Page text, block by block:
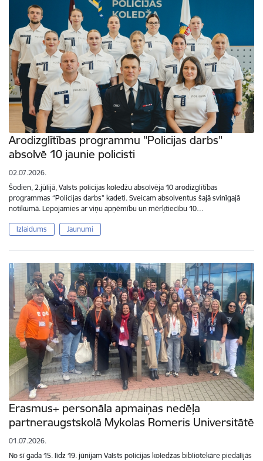
Arodizglītības programmu "Policijas darbs"
absolvē 10 jaunie policisti
02.07.2026.
Šodien, 2.jūlijā, Valsts policijas koledžu absolvēja 10 arodizglītības
programmas “Policijas darbs” kadeti. Sveicam absolventus šajā svinīgajā
notikumā. Lepojamies ar viņu apņēmību un mērķtiecību 10…
Izlaidums Jaunumi
Erasmus+ personāla apmaiņas nedēļa
partneraugstskolā Mykolas Romeris Universitātē
01.07.2026.
No šī gada 15. līdz 19. jūnijam Valsts policijas koledžas bibliotekāre piedalījās